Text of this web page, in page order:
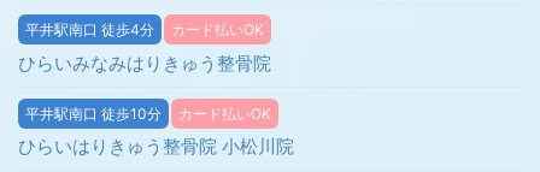
平井駅南口 徒歩4分 カード払いOK
ひらいみなみはりきゅう整骨院
平井駅南口 徒歩10分 カード払いOK
ひらいはりきゅう整骨院 小松川院